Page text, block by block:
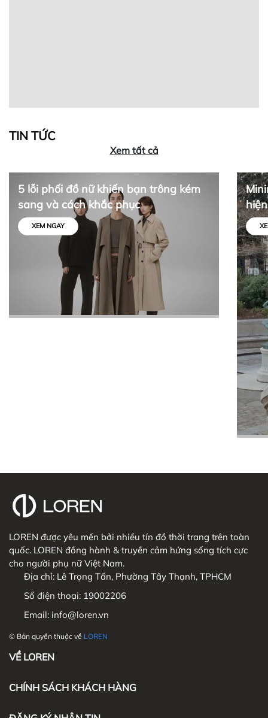
TIN TỨC
Xem tất cả
5 lỗi phối đồ nữ khiến bạn trông kém
sang và cách khắc phục
XEM NGAY
tối
LOREN được yêu mến bởi nhiều tín đồ thời trang trên toàn
quốc. LOREN đồng hành & truyền cảm hứng sống tích cực
cho người phụ nữ Việt Nam.
Địa chỉ: Lê Trọng Tấn, Phường Tây Thạnh, TPHCM
Số điện thoại: 19002206
Email: info@loren.vn
© Bản quyền thuộc về LOREN
VỀ LOREN
CHÍNH SÁCH KHÁCH HÀNG